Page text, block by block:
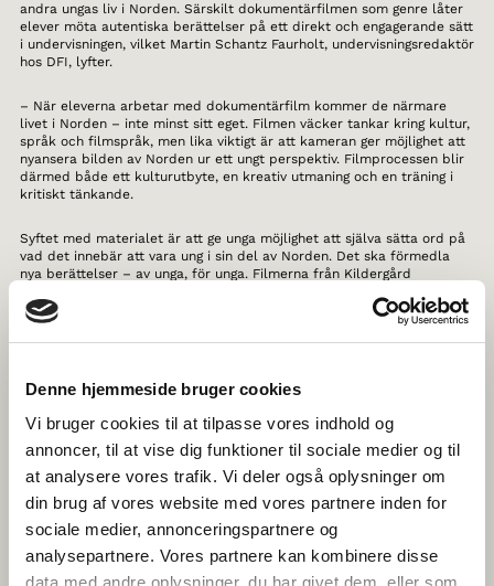
Denne hjemmeside bruger cookies
Vi bruger cookies til at tilpasse vores indhold og
annoncer, til at vise dig funktioner til sociale medier og til
at analysere vores trafik. Vi deler også oplysninger om
din brug af vores website med vores partnere inden for
sociale medier, annonceringspartnere og
analysepartnere. Vores partnere kan kombinere disse
data med andre oplysninger, du har givet dem, eller som
andra ungas liv i Norden. Särskilt dokumentärfilmen som genre låter
elever möta autentiska berättelser på ett direkt och engagerande sätt
i undervisningen, vilket Martin Schantz Faurholt, undervisningsredaktör
hos DFI, lyfter.
– När eleverna arbetar med dokumentärfilm kommer de närmare
livet i Norden – inte minst sitt eget. Filmen väcker tankar kring kultur,
språk och filmspråk, men lika viktigt är att kameran ger möjlighet att
nyansera bilden av Norden ur ett ungt perspektiv. Filmprocessen blir
därmed både ett kulturutbyte, en kreativ utmaning och en träning i
kritiskt tänkande.
Syftet med materialet är att ge unga möjlighet att själva sätta ord på
vad det innebär att vara ung i sin del av Norden. Det ska förmedla
nya berättelser – av unga, för unga. Filmerna från Kildergård
Larsen, projektledare för Norden på film på Det Danske Filminstitut.
film om prestationspressen i skolan, medan en annan satte ord på
Eleverna skildrar sin egen vardag och närmiljö, samtidigt som de
bjuder in till reflektion över hur deras liv liknar eller skiljer sig åt från
andra unga i Norden.
– Jag tror att det kan vara både roligt och lärorikt för eleverna att
upptäcka om det är samma saker som upptar andra unga i Norden –
eller om unga i, till exempel Östgrönland, går och grubblar över något
helt annat. Genom att få syn på både skillnader och likheter kommer